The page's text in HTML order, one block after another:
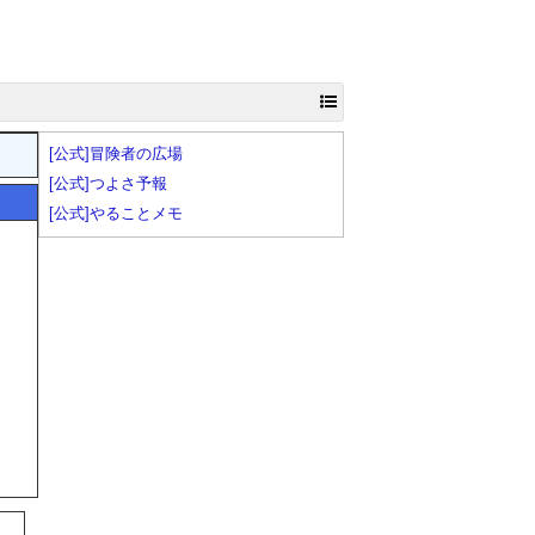
[公式]冒険者の広場
[公式]つよさ予報
[公式]やることメモ